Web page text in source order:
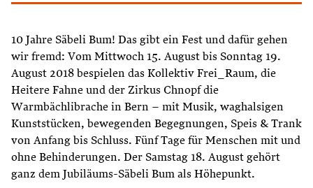
10 Jahre Säbeli Bum! Das gibt ein Fest und dafür gehen
wir fremd: Vom Mittwoch 15. August bis Sonntag 19.
August 2018 bespielen das Kollektiv Frei_Raum, die
Heitere Fahne und der Zirkus Chnopf die
Warmbächlibrache in Bern – mit Musik, waghalsigen
Kunststücken, bewegenden Begegnungen, Speis & Trank
von Anfang bis Schluss. Fünf Tage für Menschen mit und
ohne Behinderungen. Der Samstag 18. August gehört
ganz dem Jubiläums-Säbeli Bum als Höhepunkt.